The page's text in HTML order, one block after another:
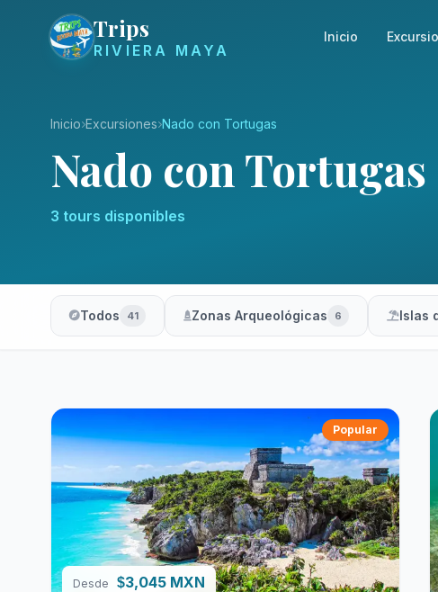
Trips
RIVIERA MAYA
Inicio
Inicio Excursiones Nado con Tortugas
Nado con Tortugas
3 tours disponibles
Todos 41 Zonas Arqueológicas 6 Islas
Desde $3,045 MXN
Popular